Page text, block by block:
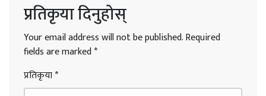
प्रतिकृया दिनुहोस्
Your email address will not be published.Required
fields are marked*
प्रतिकृया*